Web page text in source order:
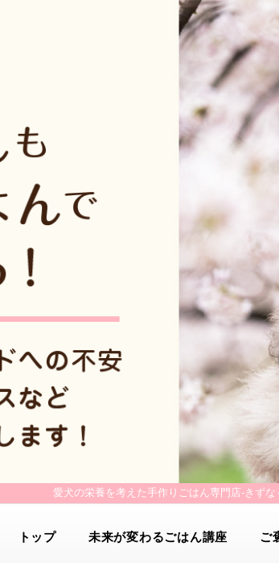
愛犬の栄養を考えた手作りごはん専門店-きず
トップ 未来が変わるごはん講座 ご